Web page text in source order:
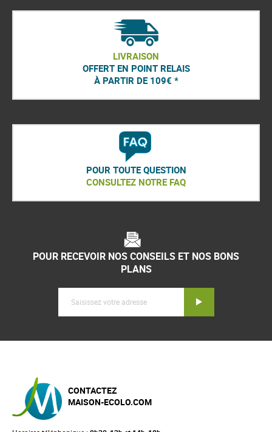
LIVRAISON
OFFERT EN POINT RELAIS
À PARTIR DE 109€ *
POUR TOUTE QUESTION
CONSULTEZ NOTRE FAQ
POUR RECEVOIR NOS CONSEILS ET NOS BONS
PLANS
Inscription
CONTACTEZ
MAISON-ECOLO.COM